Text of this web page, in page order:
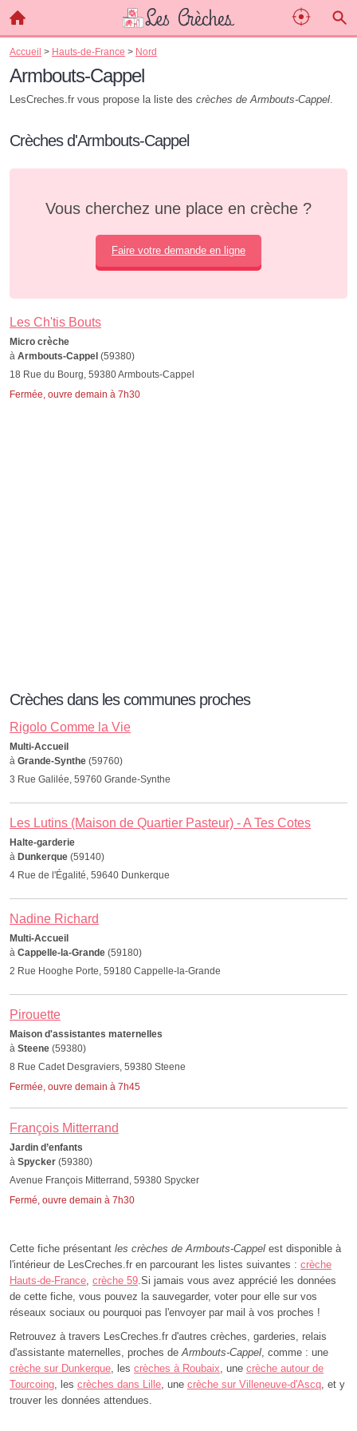
Accueil > Hauts-de-France > Nord
Armbouts-Cappel
LesCreches.fr vous propose la liste des crèches de Armbouts-Cappel.
Crèches d'Armbouts-Cappel
Vous cherchez une place en crèche ?
Faire votre demande en ligne
Les Ch'tis Bouts
Micro crèche
à Armbouts-Cappel (59380)
18 Rue du Bourg, 59380 Armbouts-Cappel
Fermée, ouvre demain à 7h30
Crèches dans les communes proches
Rigolo Comme la Vie
Multi-Accueil
à Grande-Synthe (59760)
3 Rue Galilée, 59760 Grande-Synthe
Les Lutins (Maison de Quartier Pasteur) - A Tes Cotes
Halte-garderie
à Dunkerque (59140)
4 Rue de l'Égalité, 59640 Dunkerque
Nadine Richard
Multi-Accueil
à Cappelle-la-Grande (59180)
2 Rue Hooghe Porte, 59180 Cappelle-la-Grande
Pirouette
Maison d'assistantes maternelles
à Steene (59380)
8 Rue Cadet Desgraviers, 59380 Steene
Fermée, ouvre demain à 7h45
François Mitterrand
Jardin d’enfants
à Spycker (59380)
Avenue François Mitterrand, 59380 Spycker
Fermé, ouvre demain à 7h30
Cette fiche présentant les crèches de Armbouts-Cappel est disponible à
l'intérieur de LesCreches.fr en parcourant les listes suivantes : crèche
Hauts-de-France, crèche 59.Si jamais vous avez apprécié les données
de cette fiche, vous pouvez la sauvegarder, voter pour elle sur vos
réseaux sociaux ou pourquoi pas l'envoyer par mail à vos proches !
Retrouvez à travers LesCreches.fr d'autres crèches, garderies, relais
d'assistante maternelles, proches deArmbouts-Cappel, comme : une
crèche sur Dunkerque, les crèches à Roubaix, une crèche autour de
Tourcoing, les crèches dans Lille, une crèche sur Villeneuve-d'Ascq, et y
trouver les données attendues.